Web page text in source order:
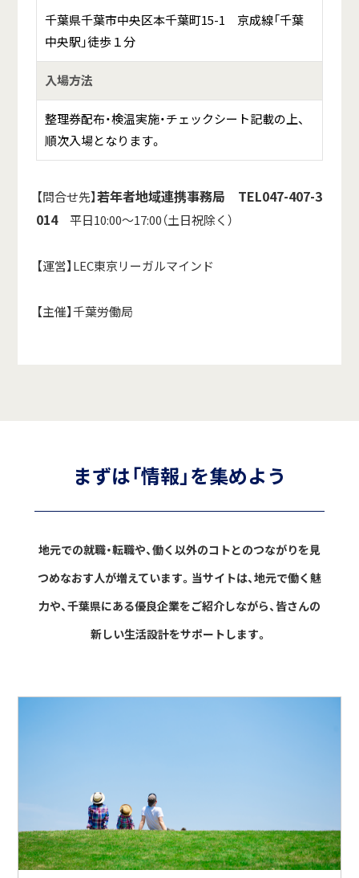
千葉県千葉市中央区本千葉町15-1 京成線「千葉
中央駅」徒歩１分
入場方法
整理券配布・検温実施・チェックシート記載の上、
順次入場となります。
【問合せ先】若年者地域連携事務局 TEL047-407-3
014平日10:00～17:00（土日祝除く）
【運営】LEC東京リーガルマインド
【主催】千葉労働局
まずは「情報」を集めよう
地元での就職・転職や、働く以外のコトとのつながりを見
つめなおす人が増えています。 当サイトは、地元で働く魅
力や、千葉県にある優良企業をご紹介しながら、皆さんの
新しい生活設計をサポートします。